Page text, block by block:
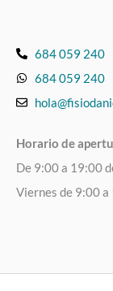
684 059 240
684 059 240
Horario de
De 9:00 a 19:00
Viernes de 9:00